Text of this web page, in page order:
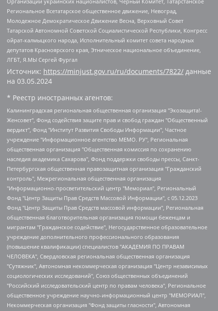
Региональное Всетатарское общественное движение, Невоград,
Молодежное Демократическое Движение Весна, Верховный Совет
Татарской Автономной Советской Социалистической Республики, Конгресс
ойрат-калмыцкого народа, Исполнительный комитет совета народных
депутатов Красноярского края, Этническое национальное объединение,
ЛГБТ, Я.МЫ Сергей Фургал
Источник: https://minjust.gov.ru/ru/documents/7822/ данные
на 03.05.2024
* Реестр иностранных агентов:
Калининградская региональная общественная организация "Экозащита!-Женсовет", Фонд содействия защите прав и свобод граждан "Общественный вердикт", Фонд "Институт Развития Свободы Информации", Частное учреждение "Информационное агентство МЕМО. РУ", Региональная общественная организация "Общественная комиссия по сохранению наследия академика Сахарова", Фонд поддержки свободы прессы, Санкт-Петербургская общественная правозащитная организация "Гражданский контроль", Межрегиональная общественная организация "Информационно-просветительский центр "Мемориал", Региональный Фонд "Центр Защиты Прав Средств Массовой Информации", с 05.12.2023 Фонд "Центр Защиты Прав Средств массовой информации", Региональная общественная благотворительная организация помощи беженцам и мигрантам "Гражданское содействие", Негосударственное образовательное учреждение дополнительного профессионального образования (повышение квалификации) специалистов "АКАДЕМИЯ ПО ПРАВАМ ЧЕЛОВЕКА", Свердловская региональная общественная организация "Сутяжник", Автономная некоммерческая организация "Центр независимых социологических исследований", Союз общественных объединений "Российский исследовательский центр по правам человека", Региональное общественное учреждение научно-информационный центр "МЕМОРИАЛ", Некоммерческая организация "Фонд защиты гласности", Автономная некоммерческая организация "Институт прав человека", Городская общественная организация "Екатеринбургское общество "МЕМОРИАЛ", Городская общественная организация "Рязанское историко-просветительское и правозащитное общество "Мемориал" (Рязанский Мемориал), Челябинский региональный орган общественной самодеятельности – женское общественное объединение "Женщины Евразии", Челябинский региональный орган общественной самодеятельности "Уральская правозащитная группа", Фонд содействия защите здоровья и социальной справедливости имени Андрея Рылькова, Автономная Некоммерческая Организация "Аналитический Центр Юрия Левады", Автономная некоммерческая организация социальной поддержки населения "Проект Апрель", Региональная общественная организация помощи женщинам и детям, находящимся в кризисной ситуации "Информационно-методический центр "Анна", Фонд содействия развитию массовых коммуникаций и правовому просвещению "Так-так-Так", Фонд содействия устойчивому развитию "Серебряная тайга", Свердловский региональный общественный фонд социальных проектов "Новое время", "Idel.Реалии", Кавказ.Реалии, Крым.Реалии, Телеканал Настоящее Время, Татаро-башкирская служба Радио Свобода (Azatliq Radiosi), Радио Свободная Европа/Радио Свобода (PCE/PC), "Сибирь.Реалии", "Фактограф", Благотворительный фонд помощи осужденным и их семьям, Автономная некоммерческая организация "Институт глобализации и социальных движений", Фонд "В защиту прав заключенных", Частное учреждение "Центр поддержки и содействия развитию средств массовой информации", Пензенский региональный общественный благотворительный фонд "Гражданский союз", "Север.Реалии", Некоммерческая организация Фонд "Правовая инициатива", Общество с ограниченной ответственностью "Радио Свободная Европа/Радио Свобода", Чешское информационное агентство "MEDIUM-ORIENT", Красноярская региональная общественная организация "Мы против СПИДа", Камалягин Денис Николаевич, Маркелов Сергей Евгеньевич, Пономарев Лев Александрович, Савицкая Людмила Алексеевна, Автономная некоммерческая организация "Центр по работе с проблемой насилия "НАСИЛИЮ.НЕТ", Межрегиональный профессиональный союз работников здравоохранения "Альянс врачей", Юридическое лицо, зарегистрированное в Латвийской Республике, SIA "Medusa Project" (регистрационный номер 40103797863, дата регистрации 10.06.2014), Некоммерческая организация "Фонд по борьбе с коррупцией", Автономная некоммерческая организация "Институт права и публичной политики", Баданин Роман Сергеевич, Гликин Максим Александрович, Железнова Мария Михайловна, Лукьянова Юлия Сергеевна, Маетная Елизавета Витальевна, Маняхин Петр Борисович, Чуракова Ольга Владимировна, Ярош Юлия Петровна, Юридическое лицо "The Insider SIA", зарегистрированное в Риге, Латвийская Республика (дата регистрации 26.06.2015), являющееся администратором доменного имени интернет-издания "The Insider SIA", https://theins.ru, Постернак Алексей Евгеньевич, Рубин Михаил Аркадьевич, Анин Роман Александрович, Юридическое лицо Istories fonds, зарегистрированное в Латвийской Республике (регистрационный номер 50008295751, дата регистрации 24.02.2020), Великовский Дмитрий Александрович, Долинина Ирина Николаевна, Мароховская Алеся Алексеевна, Шлейнов Роман Юрьевич, Шмагун Олеся Валентиновна, Общество с ограниченной ответственностью "Альтаир 2021", Общество с ограниченной ответственностью "Вега 2021", Общество с ограниченной ответственностью "Главный редактор 2021", Общество с ограниченной ответственностью "Ромашки монолит", Важенков Артем Валерьевич, Ивановская областная общественная организация "Центр гендерных исследований", Гурман Юрий Альбертович, Медиапроект "ОВД-Инфо", Егоров Владимир Владимирович, Жилинский Владимир Александрович, Общество с ограниченной ответственностью "ЗП", Иванова София Юрьевна, Карезина Инна Павловна, Кильтау Екатерина Викторовна, Петров Алексей Викторович, Пискунов Сергей Евгеньевич, Смирнов Сергей Сергеевич, Тихонов Михаил Сергеевич, Общество с ограниченной ответственностью "ЖУРНАЛИСТ-ИНОСТРАННЫЙ АГЕНТ", Арапова Галина Юрьевна, Вольтская Татьяна Анатольевна, Американская компания "Mason G.E.S. Anonymous Foundation" (США), являющаяся владельцем интернет-издания https://mnews.world/, Компания "Stichting Bellingcat", зарегистрированная в Нидерландах (дата регистрации 11.07.2018), Захаров Андрей Вячеславович, Клепиковская Екатерина Дмитриевна, Общество с ограниченной ответственностью "МЕМО", Перл Роман Александрович, Симонов Евгений Алексеевич, Соловьева Елена Анатольевна, Сотников Даниил Владимирович, Сурначева Елизавета Дмитриевна, Автономная некоммерческая организация по защите прав человека и информированию населения "Якутия – Наше Мнение", Общество с ограниченной ответственностью "Москоу диджитал медиа", с 26.01.2023 Общество с ограниченной ответственностью "Чайка Белые сады", Ветошкина Валерия Валерьевна, Заговора Максим Александрович, Межрегиональное общественное движение "Российская ЛГБТ - сеть", Оленичев Максим Владимирович, Павлов Иван Юрьевич, Скворцова Елена Сергеевна, Общество с ограниченной ответственностью "Как бы инагент", Кочетков Игорь Викторович, Общество с ограниченной ответственностью "Честные выборы", Еланчик Олег Александрович, Общество с ограниченной ответственностью "Нобелевский призыв", Гималова Регина Эмилевна, Григорьев Андрей Валерьевич, Григорьева Алина Александровна, Ассоциация по содействию защите прав призывников, альтернативнослужащих и военнослужащих "Правозащитная группа "Гражданин.Армия.Право", Хисамова Регина Фаритовна, Автономная некоммерческая организация по реализации социально-правовых программ "Лилит", Дальневосточное общественное движение "Маяк", Санкт-Петербургская ЛГБТ-инициативная группа "Выход", Инициативная группа ЛГБТ+ "Реверс", Алексеев Андрей Викторович, Бекбулатова Таисия Львовна, Беляев Иван Михайлович, Владыкина Елена Сергеевна, Гельман Марат Александрович, Никульшина Вероника Юрьевна, Толоконникова Надежда Андреевна, Шендерович Виктор Анатольевич, Общество с ограниченной ответственностью "Данное сообщение", Общество с ограниченной ответственностью Издательский дом "Новая глава", Айнбиндер Александра Александровна, Московский комьюнити-центр для ЛГБТ+инициатив, Благотворительный фонд развития филантропии, Deutsche Welle (Германия, Kurt-Schumacher-Strasse 3, 53113 Bonn), Борзунова Мария Михайловна, Воробьев Виктор Викторович, Голубева Анна Львовна, Константинова Алла Михайловна, Малкова Ирина Владимировна, Мурадов Мурад Абдулгалимович, Осетинская Елизавета Николаевна, Понасенков Евгений Николаевич, Ганапольский Матвей Юрьевич, Киселев Евгений Алексеевич, Борухович Ирина Григорьевна, Дремин Иван Тимофеевич, Дубровский Дмитрий Викторович, Красноярская региональная общественная организация поддержки и развития альтернативных образовательных технологий и межкультурных коммуникаций "ИНТЕРРА", Маяковская Екатерина Алексеевна, Фейгин Марк Захарович, Филимонов Андрей Викторович, Дзугкоева Регина Николаевна, Доброхотов Роман Александрович, Дудь Юрий Александрович, Елкин Сергей Владимирович, Кругликов Кирилл Игоревич, Сабунаева Мария Леонидовна, Семенов Алексей Владимирович, Шаинян Карен Багратович, Шульман Екатерина Михайловна, Асафьев Артур Валерьевич, Вахштайн Виктор Семенович, Венедиктов Алексей Алексеевич, Лушникова Екатерина Евгеньевна, Волков Леонид Михайлович, Невзоров Александр Глебович, Пархоменко Сергей Борисович, Сироткин Ярослав Николаевич, Кара-Мурза Владимир Владимирович, Баранова Наталья Владимировна, Гозман Леонид Яковлевич, Кагарлицкий Борис Юльевич, Климарев Михаил Валерьевич, Милов Владимир Станиславович, Автономная некоммерческая организация Краснодарский центр современного искусства "Типография", Моргенштерн Алишер Тагирович, Соболь Любовь Эдуардовна, Общество с ограниченной ответственностью "ЛИЗА НОРМ", Каспаров Гарри Кимович, Ходорковский Михаил Борисович, Общество с ограниченной ответственностью "Апрельские тезисы", Данилович Ирина Брониславовна, Кашин Олег Владимирович, Петров Николай Владимирович, Пивоваров Алексей Владимирович, Соколов Михаил Владимирович, Цветкова Юлия Владимировна, Чичваркин Евгений Александрович, Комитет против пыток/Команда против пыток, Общество с ограниченной ответственностью "Первый научный", Общество с ограниченной ответственностью "Вертолет и ко", Белоцерковская Вероника Борисовна, Кац Максим Евгеньевич, Лазарева Татьяна Юрьевна, Шаведдинов Руслан Табризович, Яшин Илья Валерьевич, Общество с ограниченной ответственностью "Иноагент ААВ", Алешковский Дмитрий Петрович, Альбац Евгения Марковна, Быков Дмитрий Львович, Галямина Юлия Евгеньевна, Лойко Сергей Леонидович, Мартынов Кирилл Константинович, Медведев Сергей Александрович, Крашенинников Федор Геннадиевич, Гордеева Катерина Вл